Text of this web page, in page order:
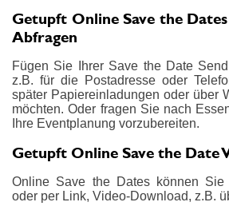
Getupft Online Save the
Abfragen
Fügen Sie Ihrer Save the Date
z.B. für die Postadresse oder
später Papiereinladungen oder über
möchten. Oder fragen Sie nach
Ihre Eventplanung vorzubereiten.
Getupft Online Save the Date
Online Save the Dates können
oder per Link, Video-Download, z.B.